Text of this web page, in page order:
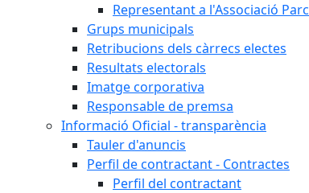
Representant a l'Associació
Grups municipals
Retribucions dels càrrecs electes
Resultats electorals
Imatge corporativa
Responsable de premsa
Informació Oficial - transparència
Tauler d'anuncis
Perfil de contractant - Contractes
Perfil del contractant